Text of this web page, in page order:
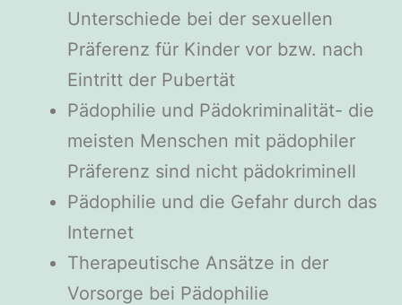
Unterschiede bei der sexuellen
Präferenz für Kinder vor bzw. nach
Eintritt der Pubertät
Pädophilie und Pädokriminalität- die
meisten Menschen mit pädophiler
Präferenz sind nicht pädokriminell
Pädophilie und die Gefahr durch das
Internet
Therapeutische Ansätze in der
Vorsorge bei Pädophilie